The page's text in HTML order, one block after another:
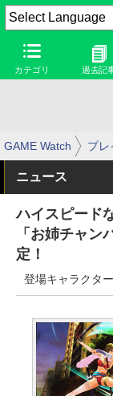
カテゴリ 過去記
GAME Watch プレ
ニュース
ハイスピード
「お姉チャン
定！
登場キャラクタ